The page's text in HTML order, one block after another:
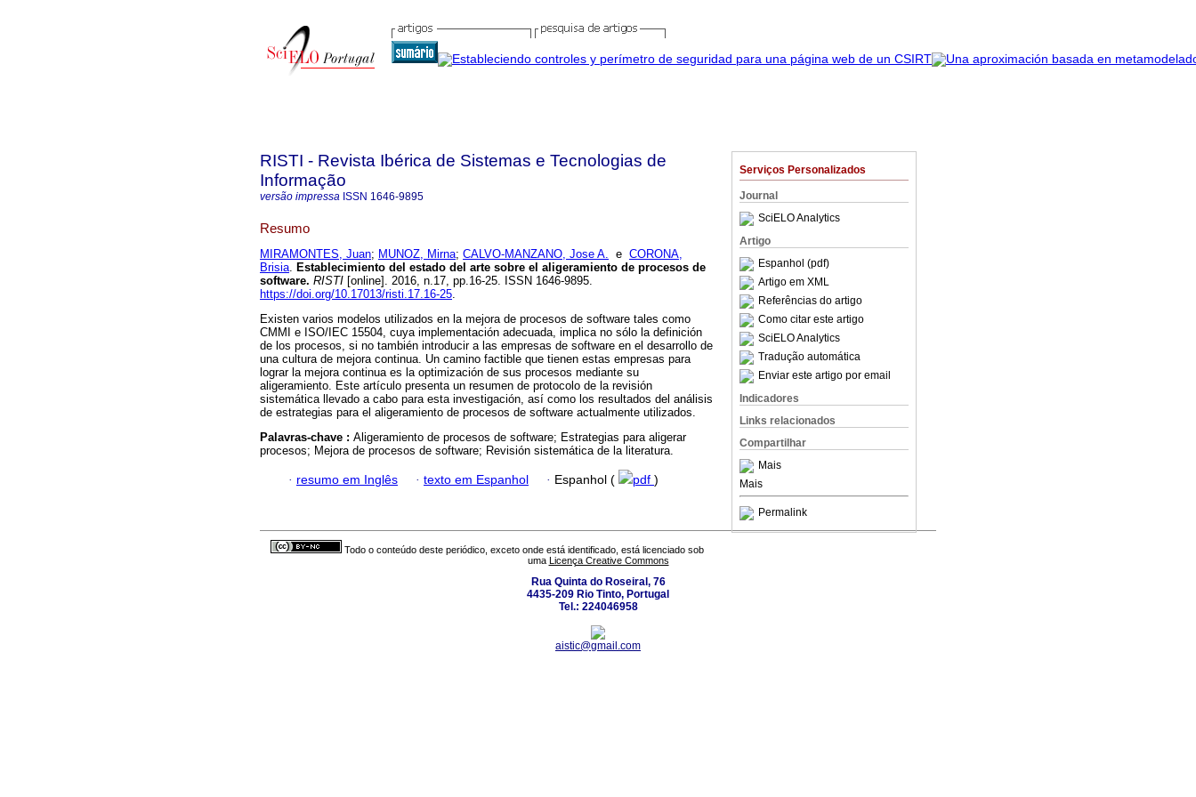
Serviços Personalizados
Journal
SciELO Analytics
Artigo
Espanhol (pdf)
Artigo em XML
Referências do artigo
Como citar este artigo
SciELO Analytics
Tradução automática
Enviar este artigo por email
Indicadores
Links relacionados
Compartilhar
Mais
Mais
Permalink
RISTI - Revista Ibérica de Sistemas e Tecnologias de
Informação
versão impressa ISSN 1646-9895
Resumo
MIRAMONTES, Juan; MUNOZ, Mirna; CALVO-MANZANO, Jose A. e CORONA,
Brisia. Establecimiento del estado del arte sobre el aligeramiento de procesos de
software. RISTI [online]. 2016, n.17, pp.16-25. ISSN 1646-9895.
https://doi.org/10.17013/risti.17.16-25.
Existen varios modelos utilizados en la mejora de procesos de software tales como
CMMI e ISO/IEC 15504, cuya implementación adecuada, implica no sólo la definición
de los procesos, si no también introducir a las empresas de software en el desarrollo de
una cultura de mejora continua. Un camino factible que tienen estas empresas para
lograr la mejora continua es la optimización de sus procesos mediante su
aligeramiento. Este artículo presenta un resumen de protocolo de la revisión
sistemática llevado a cabo para esta investigación, así como los resultados del análisis
de estrategias para el aligeramiento de procesos de software actualmente utilizados.
Palavras-chave : Aligeramiento de procesos de software; Estrategias para aligerar
procesos; Mejora de procesos de software; Revisión sistemática de la literatura.
· resumo em Inglês · texto em Espanhol · Espanhol ( pdf )
Todo o conteúdo deste periódico, exceto onde está identificado, está licenciado sob
uma Licença Creative Commons
Rua Quinta do Roseiral, 76
4435-209 Rio Tinto, Portugal
Tel.: 224046958
aistic@gmail.com